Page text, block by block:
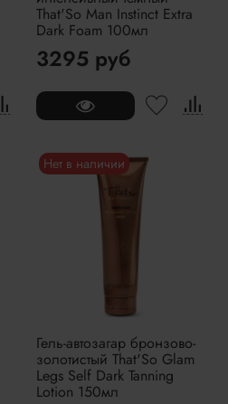
That'So Man Instinct Extra
Dark Foam 100мл
3295 руб
Нет в наличии
Гель-автозагар бронзово-
золотистый That'So Glam
Legs Self Dark Tanning
Lotion 150мл